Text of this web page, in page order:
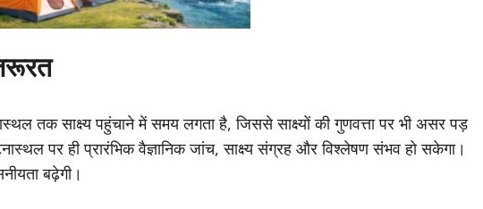
तक साक्ष्य पहुंचाने में समय लगता है, जिससे साक्ष्यों की गुणवत्ता पर भी असर पड़
पर ही प्रारंभिक वैज्ञानिक जांच, साक्ष्य संग्रह और विश्लेषण संभव हो सकेगा।
बढ़ेगी।